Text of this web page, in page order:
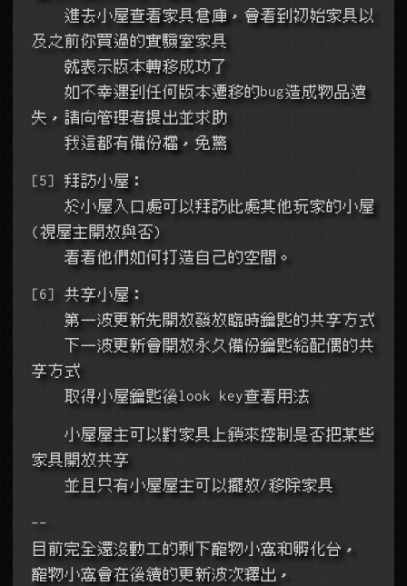
及之前你買過的實驗室家具
    就表示版本轉移成功了
失，請向管理者提出並求助
    我這都有備份檔，免驚
[5] 拜訪小屋：
(視屋主開放與否)
    看看他們如何打造自己的空間。
[6] 共享小屋：
    第一波更新先開放發放臨時鑰匙的共享方式
享方式
    取得小屋鑰匙後look key查看用法
家具開放共享
    並且只有小屋屋主可以擺放/移除家具
--
目前完全還沒動工的剩下寵物小窩和孵化台，
寵物小窩會在後續的更新波次釋出，